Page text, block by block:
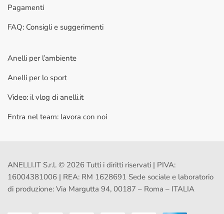
Pagamenti
FAQ: Consigli e suggerimenti
Anelli per l’ambiente
Anelli per lo sport
Video: il vlog di anelli.it
Entra nel team: lavora con noi
ANELLI.IT S.r.l. © 2026 Tutti i diritti riservati | PIVA:
16004381006 | REA: RM 1628691 Sede sociale e laboratorio
di produzione: Via Margutta 94, 00187 – Roma – ITALIA